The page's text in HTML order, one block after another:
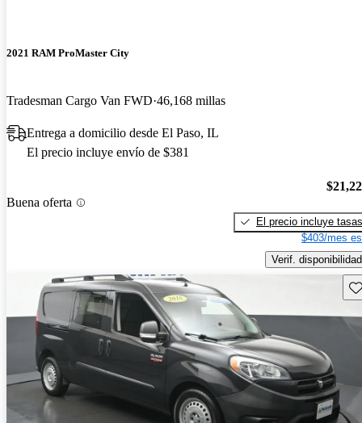
2021 RAM ProMaster City
Tradesman Cargo Van FWD 46,168 millas
Entrega a domicilio desde El Paso, IL
El precio incluye envío de $381
Buena oferta
El precio incluye tasas
$403/mes
Verif. disponibilidad